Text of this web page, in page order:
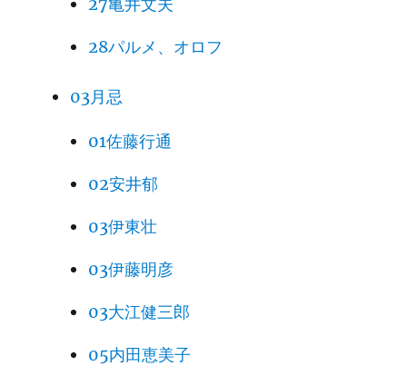
28パルメ、オロフ
03月忌
01佐藤行通
02安井郁
03伊東壮
03伊藤明彦
03大江健三郎
05内田恵美子